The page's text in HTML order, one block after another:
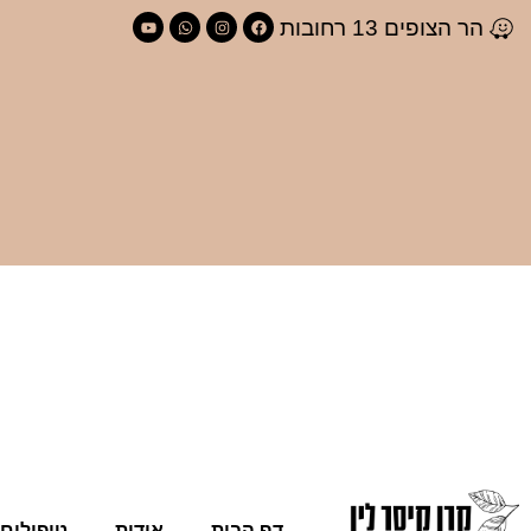
הר הצופים 13 רחובות